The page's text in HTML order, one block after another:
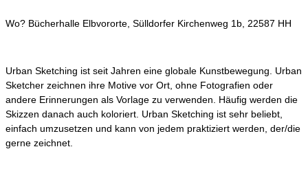
Wo? Bücherhalle Elbvororte, Sülldorfer Kirchenweg 1b, 22587 HH
Urban Sketching ist seit Jahren eine globale Kunstbewegung. Urban
Sketcher zeichnen ihre Motive vor Ort, ohne Fotografien oder
andere Erinnerungen als Vorlage zu verwenden. Häufig werden die
Skizzen danach auch koloriert. Urban Sketching ist sehr beliebt,
einfach umzusetzen und kann von jedem praktiziert werden, der/die
gerne zeichnet.